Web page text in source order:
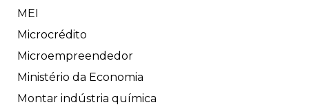
MEI
Microcrédito
Microempreendedor
Ministério da Economia
Montar indústria química